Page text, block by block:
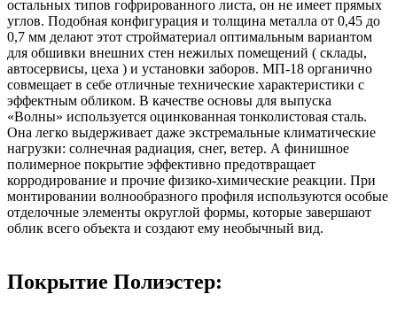
остальных типов гофрированного листа, он не имеет прямых
углов. Подобная конфигурация и толщина металла от 0,45 до
0,7 мм делают этот стройматериал оптимальным вариантом
для обшивки внешних стен нежилых помещений ( склады,
автосервисы, цеха ) и установки заборов. МП-18 органично
совмещает в себе отличные технические характеристики с
эффектным обликом. В качестве основы для выпуска
«Волны» используется оцинкованная тонколистовая сталь.
Она легко выдерживает даже экстремальные климатические
нагрузки: солнечная радиация, снег, ветер. А финишное
полимерное покрытие эффективно предотвращает
корродирование и прочие физико-химические реакции. При
монтировании волнообразного профиля используются особые
отделочные элементы округлой формы, которые завершают
облик всего объекта и создают ему необычный вид.
Покрытие Полиэстер: